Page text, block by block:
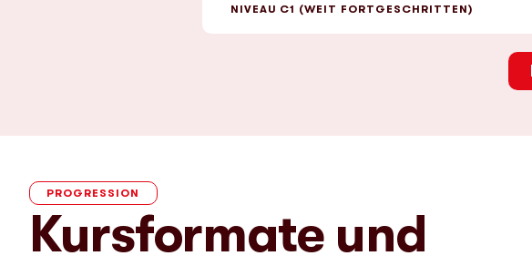
NIVEAU C1 (WEIT FORTGESCHRITTEN)
PROGRESSION
Kursformate und